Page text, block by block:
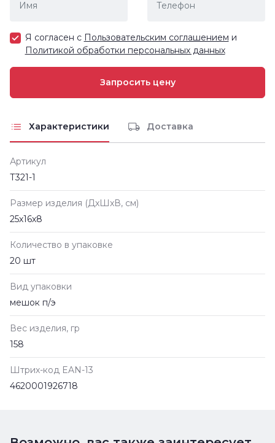
Я согласен с Пользовательским соглашением и
Политикой обработки персональных данных
Характеристики Доставка
Артикул
Т321-1
Размер изделия (ДxШxВ, см)
25х16х8
Количество в упаковке
20 шт
Вид упаковки
мешок п/э
Вес изделия, гр
158
Штрих-код EAN-13
4620001926718